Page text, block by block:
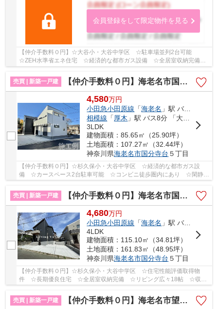
会員登録をして限定物件を見る
【仲介手数料０円】☆大谷小・大谷中学区 ☆駐車場並列2台可能
☆ZEH水準省エネ住宅 ☆経済的な都市ガス設備 ☆全居室収納完備
☆スーパー近く利便性良好 ☆住宅性能評価取得物件♪ 【海...
売買 | 新築一戸建
【仲介手数料０円】海老名市国分寺台5丁目 新築一戸建て
4,580万円
小田急小田原線 「海老名 」駅 バス10分 「国分寺台第９」 停歩4分
相模線 「厚木 」駅 バス8分 「大谷公民館（神奈川県）」 停歩14分
3LDK
建物面積：85.65㎡（25.90坪）
土地面積：107.27㎡（32.44坪）
神奈川県海老名市国分寺台 ５丁目
【仲介手数料０円】☆杉久保小・大谷中学区 ☆経済的な都市ガス設
備 ☆カースペース2台駐車可能 ☆コンビニ徒歩圏内にあり ☆閑静な
売買 | 新築一戸建
【仲介手数料０円】海老名市国分寺台5丁目 新築一戸建て
4,680万円
小田急小田原線 「海老名 」駅 バス19分 「国分寺台第９」 停歩4分
4LDK
建物面積：115.10㎡（34.81坪）
土地面積：161.83㎡（48.95坪）
神奈川県海老名市国分寺台 ５丁目
【仲介手数料０円】☆杉久保小・大谷中学区 ☆住宅性能評価取得物
件 ☆長期優良住宅 ☆全居室収納完備 ☆リビング広々18帖 ☆収納
売買 | 新築一戸建
【仲介手数料０円】海老名市望地2丁目 新築一戸建て